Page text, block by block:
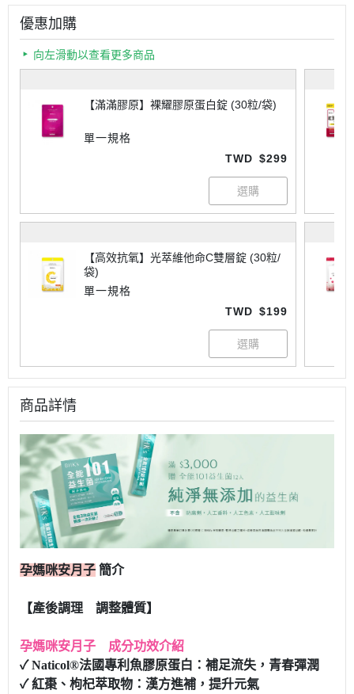
優惠加購
向左滑動以查看更多商品
【滿滿膠原】裸耀膠原蛋白錠 (30粒/袋)
單一規格
TWD $299
【高效抗氧】光萃維他命C雙層錠 (30粒/
袋)
單一規格
TWD $199
商品詳情
孕媽咪安月子 簡介
【產後調理 調整體質】
孕媽咪安月子 成分功效介紹
✓ Naticol®法國專利魚膠原蛋白：補足流失，青春彈潤
✓ 紅棗、枸杞萃取物：漢方進補，提升元氣